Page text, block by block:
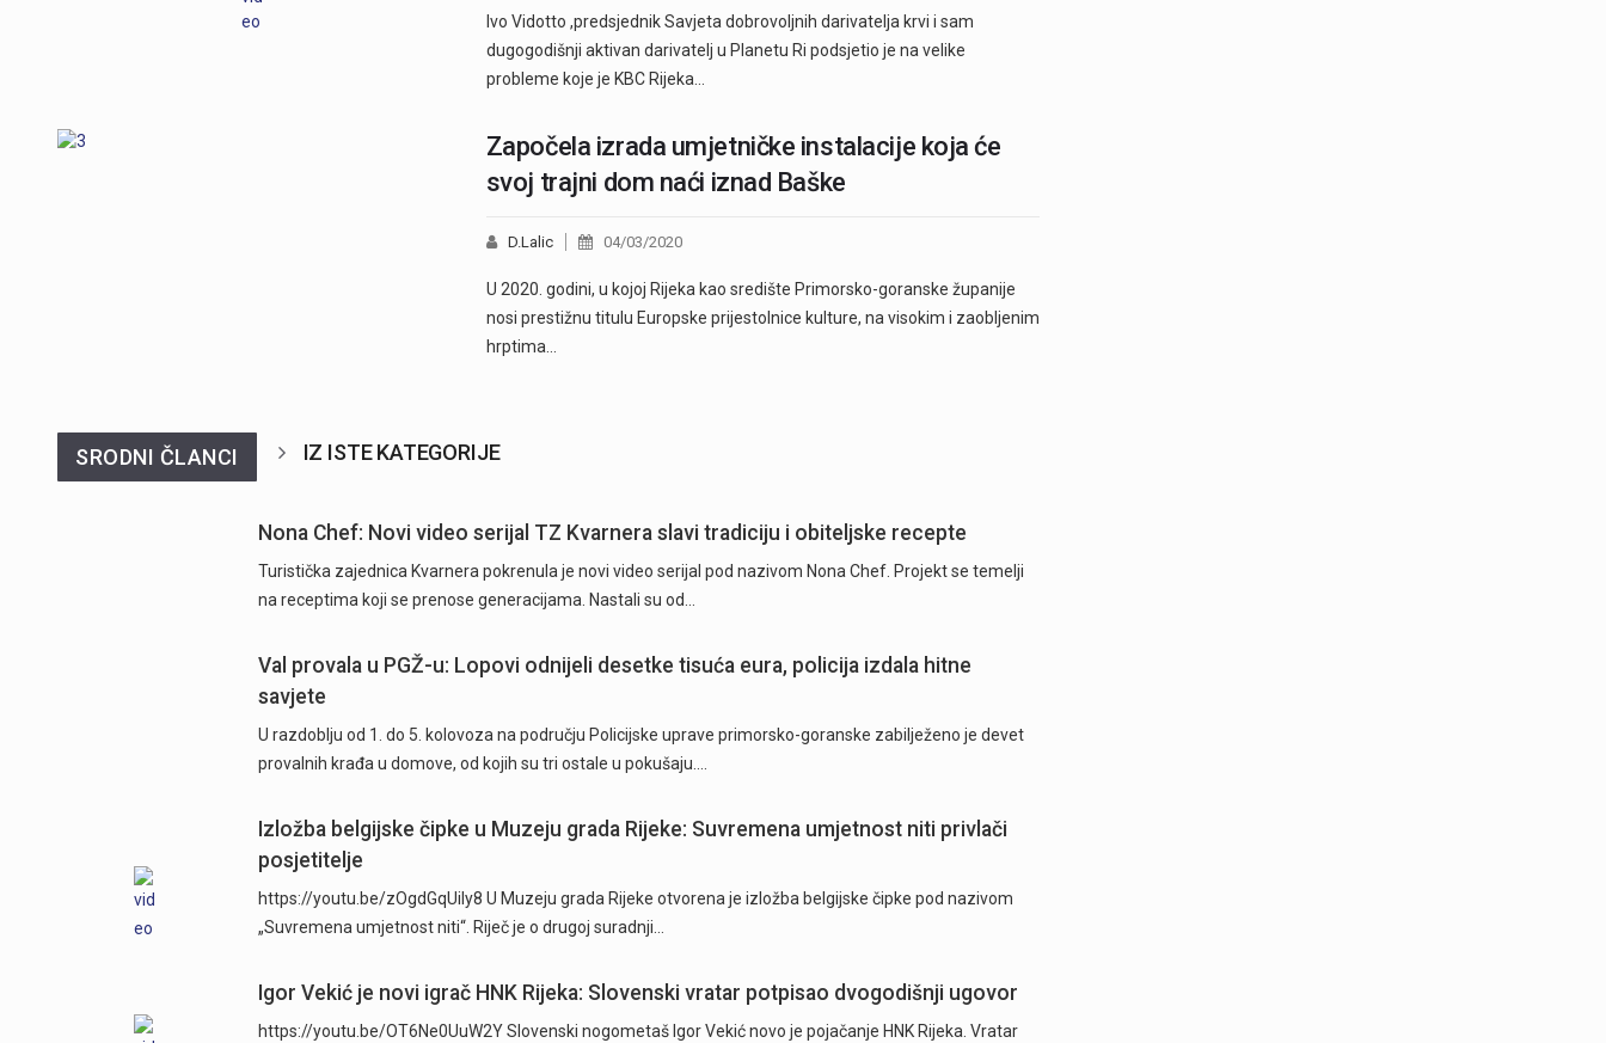
Ivo Vidotto ,predsjednik Savjeta dobrovoljnih darivatelja krvi i sam
dugogodišnji aktivan darivatelj u Planetu Ri podsjetio je na velike
probleme koje je KBC Rijeka…
Započela izrada umjetničke instalacije koja će
svoj trajni dom naći iznad Baške
D.Lalic 04/03/2020
U 2020. godini, u kojoj Rijeka kao središte Primorsko-goranske županije
nosi prestižnu titulu Europske prijestolnice kulture, na visokim i zaobljenim
hrptima…
SRODNI ČLANCI IZ ISTE KATEGORIJE
Nona Chef: Novi video serijal TZ Kvarnera slavi tradiciju i obiteljske recepte
Turistička zajednica Kvarnera pokrenula je novi video serijal pod nazivom Nona Chef. Projekt se temelji
na receptima koji se prenose generacijama. Nastali su od…
Val provala u PGŽ-u: Lopovi odnijeli desetke tisuća eura, policija izdala hitne
savjete
U razdoblju od 1. do 5. kolovoza na području Policijske uprave primorsko-goranske zabilježeno je devet
provalnih krađa u domove, od kojih su tri ostale u pokušaju.…
Izložba belgijske čipke u Muzeju grada Rijeke: Suvremena umjetnost niti privlači
posjetitelje
https://youtu.be/zOgdGqUily8 U Muzeju grada Rijeke otvorena je izložba belgijske čipke pod nazivom
„Suvremena umjetnost niti“. Riječ je o drugoj suradnji…
Igor Vekić je novi igrač HNK Rijeka: Slovenski vratar potpisao dvogodišnji ugovor
https://youtu.be/OT6Ne0UuW2Y Slovenski nogometaš Igor Vekić novo je pojačanje HNK Rijeka. Vratar